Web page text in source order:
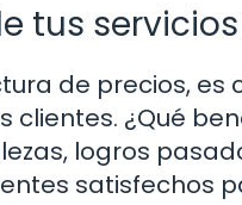
tus servicios
de precios, es
¿Qué
logros
satisfechos